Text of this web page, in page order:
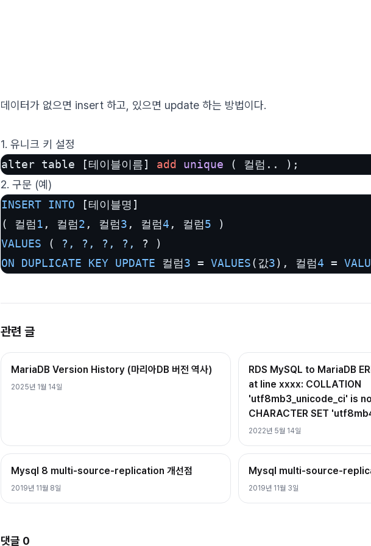
데이터가 없으면 insert 하고, 있으면 update 하는 방법이다.
1. 유니크 키 설정
alter table [테이블이름] add unique ( 컬럼.. ) ;
2. 구문 (예)
INSERT INTO [테이블명]
( 컬럼1 , 컬럼2 , 컬럼3 , 컬럼4 , 컬럼5
VALUES ( ?, ?, ?, ?,
ON
DUPLICATE KEY UPDATE 컬럼3 = VALUES(값3), 컬럼4 =
관련 글
MariaDB Version History (마리아DB 버전 역사)
2025년 1월 14일
RDS MySQL to MariaDB
at line xxxx: COLLATION
'utf8mb3_unicode_ci' is
CHARACTER SET
2022년 5월 14일
Mysql 8 multi-source-replication 개선점
2019년 11월 8일
Mysql multi-source-
2019년 11월 3일
댓글 0